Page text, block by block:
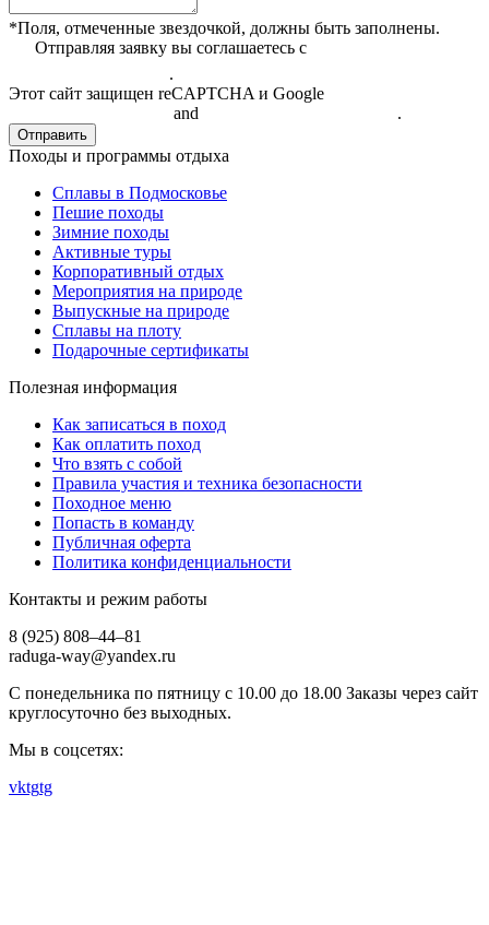
*Поля, отмеченные звездочкой, должны быть заполнены.
Отправляя заявку вы соглашаетесь с
.
Этот сайт защищен reCAPTCHA и Google
and .
Отправить
Походы и программы отдыха
Сплавы в Подмосковье
Пешие походы
Зимние походы
Активные туры
Корпоративный отдых
Мероприятия на природе
Выпускные на природе
Сплавы на плоту
Подарочные сертификаты
Полезная информация
Как записаться в поход
Как оплатить поход
Что взять с собой
Правила участия и техника безопасности
Походное меню
Попасть в команду
Публичная оферта
Политика конфиденциальности
Контакты и режим работы
8 (925) 808–44–81
raduga-way@yandex.ru
С понедельника по пятницу с 10.00 до 18.00 Заказы через сайт
круглосуточно без выходных.
Мы в соцсетях:
vktgtg